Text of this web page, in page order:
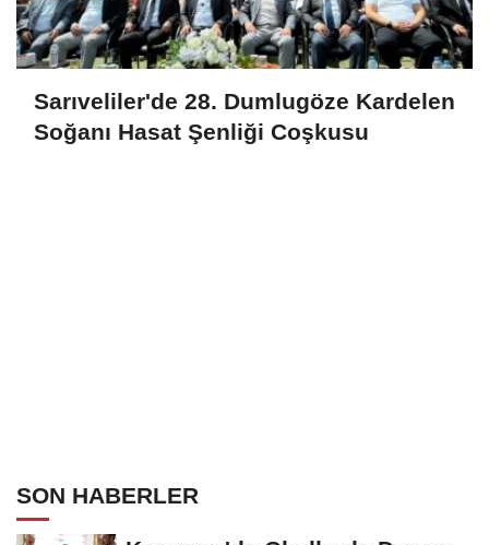
Sarıveliler'de 28. Dumlugöze Kardelen
Soğanı Hasat Şenliği Coşkusu
SON HABERLER